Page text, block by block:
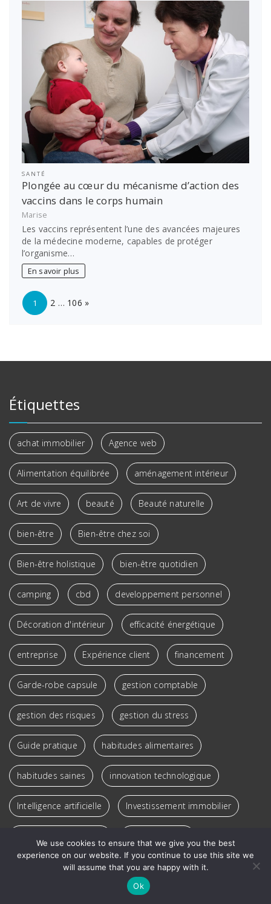
SANTÉ
Plongée au cœur du mécanisme d’action des
vaccins dans le corps humain
Marise
Les vaccins représentent l’une des avancées majeures
de la médecine moderne, capables de protéger
l’organisme…
En savoir plus
Page:
1 2 … 106 »
Étiquettes
achat immobilier Agence web
Alimentation équilibrée aménagement intérieur
Art de vivre beauté Beauté naturelle
bien-être Bien-être chez soi
Bien-être holistique bien-être quotidien
camping cbd developpement personnel
Décoration d'intérieur efficacité énergétique
entreprise Expérience client financement
Garde-robe capsule gestion comptable
gestion des risques gestion du stress
Guide pratique habitudes alimentaires
habitudes saines innovation technologique
Intelligence artificielle Investissement immobilier
Pleine conscience santé Santé mentale
We use cookies to ensure that we give you the best
experience on our website. If you continue to use this site we
will assume that you are happy with it.
Ok